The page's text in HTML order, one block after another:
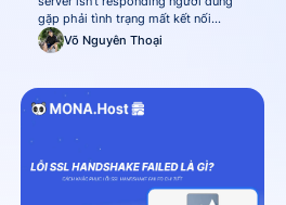
gặp phải tình trạng mất kết nối
internet một cách đột ngột, không
thể truy cập và thực hiện bất kỳ tác
lỗi dns server isn't responding này,
MONA Host sẽ cùng bạn tìm hiểu...
Võ Nguyên Thoại